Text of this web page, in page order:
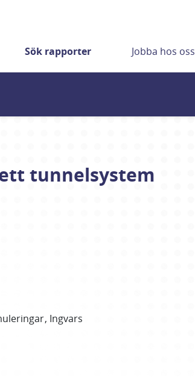
Sök rapporter Jobba hos oss
tunnelsystem
Ingvars